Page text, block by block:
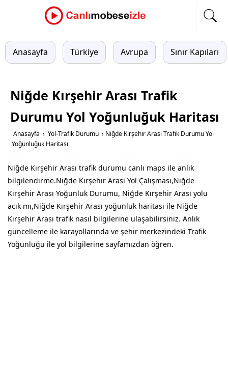
Anasayfa Türkiye Avrupa Sınır Kapıları
Niğde Kırşehir Arası Trafik
Durumu Yol Yoğunluğuk Haritası
Anasayfa › Yol-Trafik Durumu › Niğde Kırşehir Arası Trafik Durumu Yol
Yoğunluğuk Haritası
Niğde Kırşehir Arası trafik durumu canlı maps ile anlık
bilgilendirme.Niğde Kırşehir Arası Yol Çalışması,Niğde
Kırşehir Arası Yoğunluk Durumu, Niğde Kırşehir Arası yolu
acık mı,Niğde Kırşehir Arası yoğunluk haritası ile Niğde
Kırşehir Arası trafik nasıl bilgilerine ulaşabilirsiniz. Anlık
güncelleme ile karayollarında ve şehir merkezindeki Trafik
Yoğunluğu ile yol bilgilerine sayfamızdan öğren.